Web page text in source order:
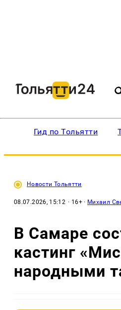
Гид по Тольятти
Новости Тольятти
08.07.2026, 15:12 · 16+ · Михаил
В Самаре
кастинг
народными